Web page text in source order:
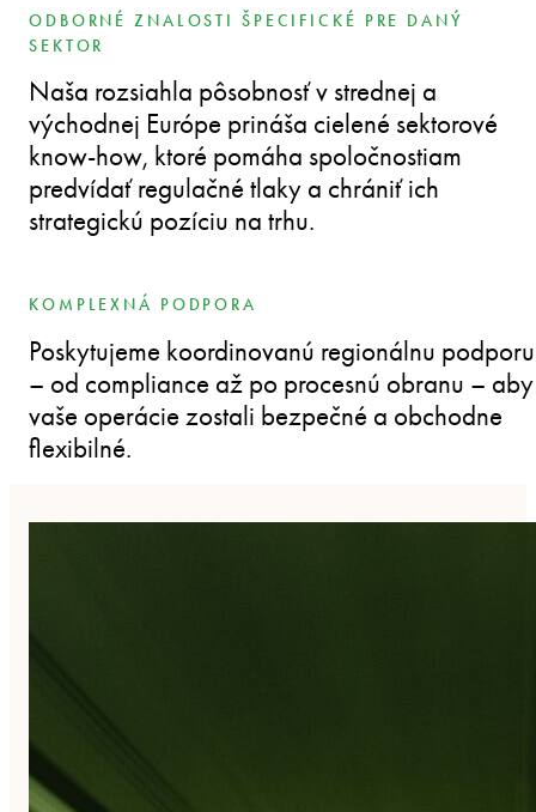
ODBORNÉ ZNALOSTI ŠPECIFICKÉ PRE DANÝ
SEKTOR
Naša rozsiahla pôsobnosť v strednej a
východnej Európe prináša cielené sektorové
know-how, ktoré pomáha spoločnostiam
predvídať regulačné tlaky a chrániť ich
strategickú pozíciu na trhu.
KOMPLEXNÁ PODPORA
Poskytujeme koordinovanú regionálnu podporu
– od compliance až po procesnú obranu – aby
vaše operácie zostali bezpečné a obchodne
flexibilné.